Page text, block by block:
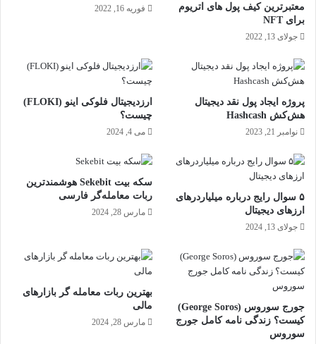
معتبرترین کیف پول های اتریوم
برای NFT
جولای 13, 2022
فوریه 16, 2022
پروژه ایجاد پول نقد دیجیتال
هش‌کش Hashcash
نوامبر 21, 2023
ارزدیجیتال فلوکی اینو (FLOKI)
چیست؟
می 4, 2024
۵ سوال رایج درباره میلیاردرهای
ارزهای دیجیتال
جولای 13, 2024
سکه بیت Sekebit هوشمندترین
ربات معامله‌گر فارسی
مارس 28, 2024
جورج سوروس (George Soros)
کیست؟ زندگی نامه کامل جورج
سوروس
بهترین ربات معامله گر بازارهای
مالی
مارس 28, 2024